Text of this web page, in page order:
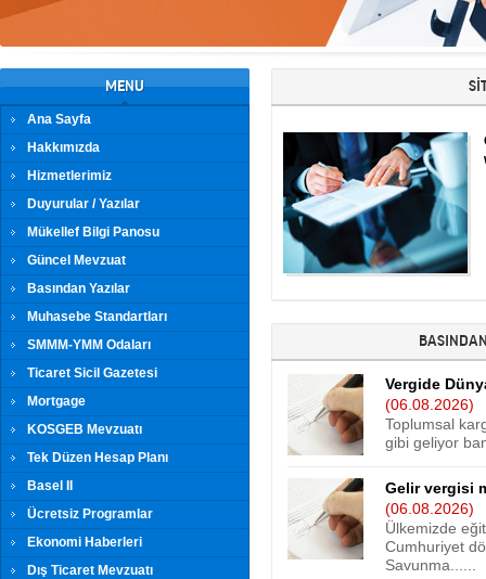
MENU
Ana Sayfa
Hakkımızda
Hizmetlerimiz
Duyurular / Yazılar
Mükellef Bilgi Panosu
Güncel Mevzuat
Basından Yazılar
Muhasebe Standartları
SMMM-YMM Odaları
Ticaret Sicil Gazetesi
Mortgage
KOSGEB Mevzuatı
Tek Düzen Hesap Planı
Basel II
Ücretsiz Programlar
Ekonomi Haberleri
Dış Ticaret Mevzuatı
Vergide
(06.08.2026)
Toplumsal
gibi geliyor
Gelir vergisi
(06.08.2026)
Ülkemizde
Cumhuriyet
Savunma......